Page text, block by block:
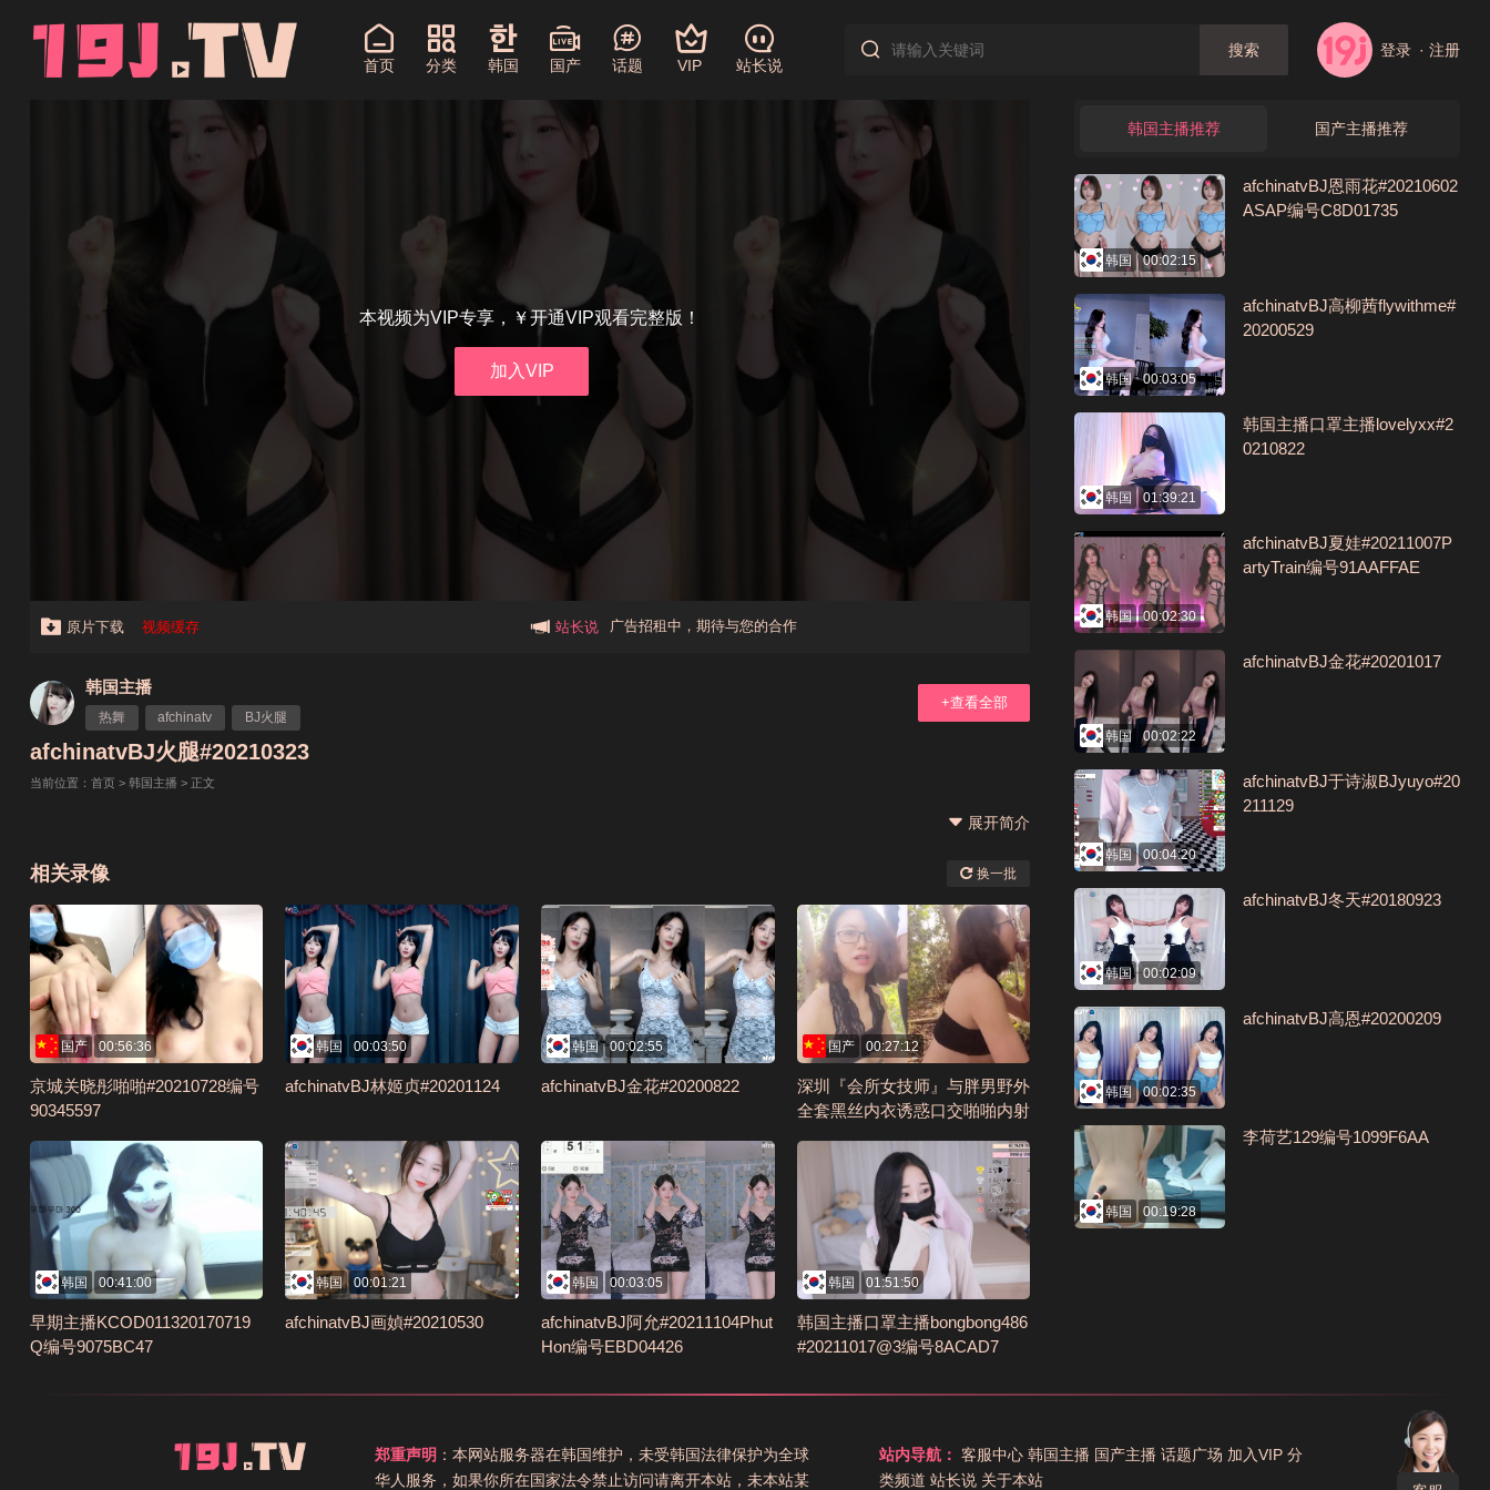
首页 分类 韩国 国产 话题 VIP 站长说
搜索 登录 · 注册
本视频为VIP专享，￥开通VIP观看完整版！
加入VIP
原片下载 视频缓存 站长说
本站大事件(19j网站发展历程)
广告招租中，期待与您的合作
韩国主播
热舞 afchinatv BJ火腿
+查看全部
afchinatvBJ火腿#20210323
当前位置： 首页 > 韩国主播 > 正文
展开简介
相关录像 换一批
国产 00:56:36
京城关晓彤啪啪#20210728编号
90345597
韩国 00:03:50
afchinatvBJ林姬贞#20201124
韩国 00:02:55
afchinatvBJ金花#20200822
国产 00:27:12
深圳『会所女技师』与胖男野外
全套黑丝内衣诱惑口交啪啪内射
韩国 00:41:00
早期主播KCOD011320170719
Q编号9075BC47
韩国 00:01:21
afchinatvBJ画媜#20210530
韩国 00:03:05
afchinatvBJ阿允#20211104Phut
Hon编号EBD04426
韩国 01:51:50
韩国主播口罩主播bongbong486
#20211017@3编号8ACAD7
韩国主播推荐 国产主播推荐
韩国 00:02:15
afchinatvBJ恩雨花#20210602
ASAP编号C8D01735
韩国 00:03:05
afchinatvBJ高柳茜flywithme#
20200529
韩国 01:39:21
韩国主播口罩主播lovelyxx#2
0210822
韩国 00:02:30
afchinatvBJ夏娃#20211007P
artyTrain编号91AAFFAE
韩国 00:02:22
afchinatvBJ金花#20201017
韩国 00:04:20
afchinatvBJ于诗淑BJyuyo#20
211129
韩国 00:02:09
afchinatvBJ冬天#20180923
韩国 00:02:35
afchinatvBJ高恩#20200209
韩国 00:19:28
李荷艺129编号1099F6AA
郑重声明 ：本网站服务器在韩国维护，未受韩国法律保护为全球
华人服务，如果你所在国家法令禁止访问请离开本站，未本站某
站内导航： 客服中心 韩国主播 国产主播 话题广场 加入VIP 分
类频道 站长说 关于本站